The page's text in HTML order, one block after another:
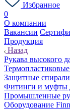
Избранное
0
О компании
Вакансии
Продукция
Назад
Рукава высокого
Защитные
Фитинги и муфты
Промышленные
Оборудование